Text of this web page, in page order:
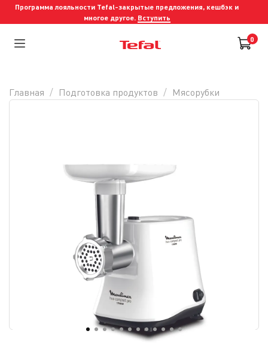
Программа лояльности Tefal-закрытые предложения, кешбэк и
многое другое. Вступить
0
Главная Подготовка продуктов Мясорубки